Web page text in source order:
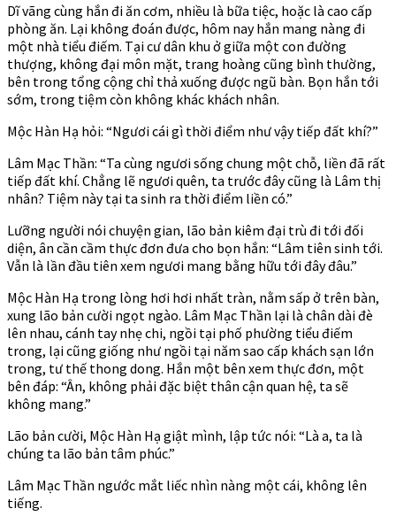
Dĩ vãng cùng hắn đi ăn cơm, nhiều là bữa tiệc, hoặc là cao cấp
phòng ăn. Lại không đoán được, hôm nay hắn mang nàng đi
một nhà tiểu điếm. Tại cư dân khu ở giữa một con đường
thượng, không đại môn mặt, trang hoàng cũng bình thường,
bên trong tổng cộng chỉ thả xuống được ngũ bàn. Bọn hắn tới
sớm, trong tiệm còn không khác khách nhân.
Mộc Hàn Hạ hỏi: “Ngươi cái gì thời điểm như vậy tiếp đất khí?”
Lâm Mạc Thần: “Ta cùng ngươi sống chung một chỗ, liền đã rất
tiếp đất khí. Chẳng lẽ ngươi quên, ta trước đây cũng là Lâm thị
nhân? Tiệm này tại ta sinh ra thời điểm liền có.”
Lưỡng người nói chuyện gian, lão bản kiêm đại trù đi tới đối
diện, ân cần cầm thực đơn đưa cho bọn hắn: “Lâm tiên sinh tới.
Vẫn là lần đầu tiên xem ngươi mang bằng hữu tới đây đâu.”
Mộc Hàn Hạ trong lòng hơi hơi nhất tràn, nằm sấp ở trên bàn,
xung lão bản cười ngọt ngào. Lâm Mạc Thần lại là chân dài đè
lên nhau, cánh tay nhẹ chi, ngồi tại phố phường tiểu điếm
trong, lại cũng giống như ngồi tại năm sao cấp khách sạn lớn
trong, tư thế thong dong. Hắn một bên xem thực đơn, một
bên đáp: “Ân, không phải đặc biệt thân cận quan hệ, ta sẽ
không mang.”
Lão bản cười, Mộc Hàn Hạ giật mình, lập tức nói: “Là a, ta là
chúng ta lão bản tâm phúc.”
Lâm Mạc Thần ngước mắt liếc nhìn nàng một cái, không lên
tiếng.